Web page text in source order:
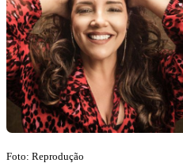
Foto: Reprodução